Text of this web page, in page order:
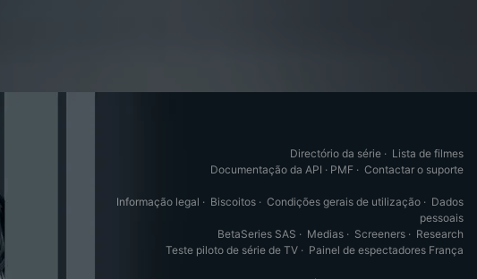
Directório da série · Lista de filmes
Documentação da API · PMF · Contactar o suporte
Informação legal · Biscoitos · Condições gerais de utilização · Dados
pessoais
BetaSeries SAS · Medias · Screeners · Research
Teste piloto de série de TV · Painel de espectadores França